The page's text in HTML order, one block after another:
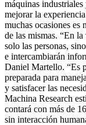
máquinas
mejorar la
muchas ocasiones es
de las mismas. “En
solo las personas,
e intercambiarán
Daniel Martello. “Es
preparada para
y satisfacer las
Machina Research
contará con más de
sin interacción